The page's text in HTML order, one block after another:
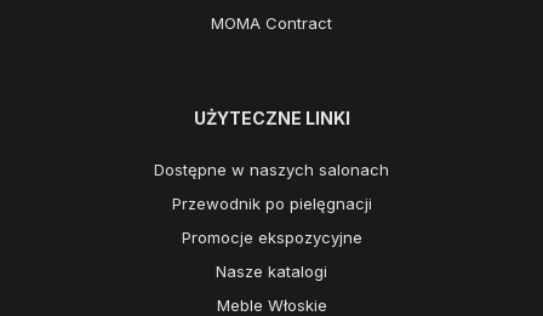
MOMA Contract
UŻYTECZNE LINKI
Dostępne w naszych salonach
Przewodnik po pielęgnacji
Promocje ekspozycyjne
Nasze katalogi
Meble Włoskie